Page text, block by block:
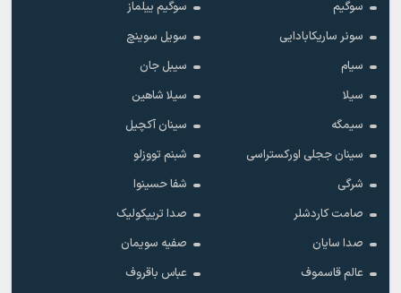
سوگیم
سوگیم ییلماز
سونر ساریکابادایی
سویل سوینچ
سیام
سیبل جان
سیلا
سیلا شاهین
سیمگه
سینان آکچیل
سینان ججلی اورکستراسی
شبنم تووزلو
شرگی
شفا حسینوا
صامت کاردشلر
صدا تریپکولیک
صدا سایان
صفیه سویمان
عالم قاسموف
عباس باقروف